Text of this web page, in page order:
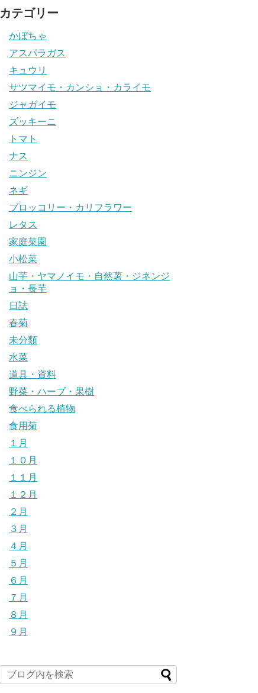
カテゴリー
かぼちゃ
アスパラガス
キュウリ
サツマイモ・カンショ・カライモ
ジャガイモ
ズッキーニ
トマト
ナス
ニンジン
ネギ
ブロッコリー・カリフラワー
レタス
家庭菜園
小松菜
山芋・ヤマノイモ・自然薯・ジネンジ
ョ・長芋
日誌
春菊
未分類
水菜
道具・資料
野菜・ハーブ・果樹
食べられる植物
食用菊
１月
１０月
１１月
１２月
２月
３月
４月
５月
６月
７月
８月
９月